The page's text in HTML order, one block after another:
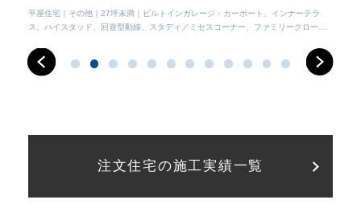
心地よいお家。
平屋住宅 その他 27坪未満
ビルトインガレージ・カーポート、インナーテラ
ス、ハイスタッド、回遊型動線、スタディ／ミセスコーナー、ファミリークローゼ
注文住宅の施工実績一覧